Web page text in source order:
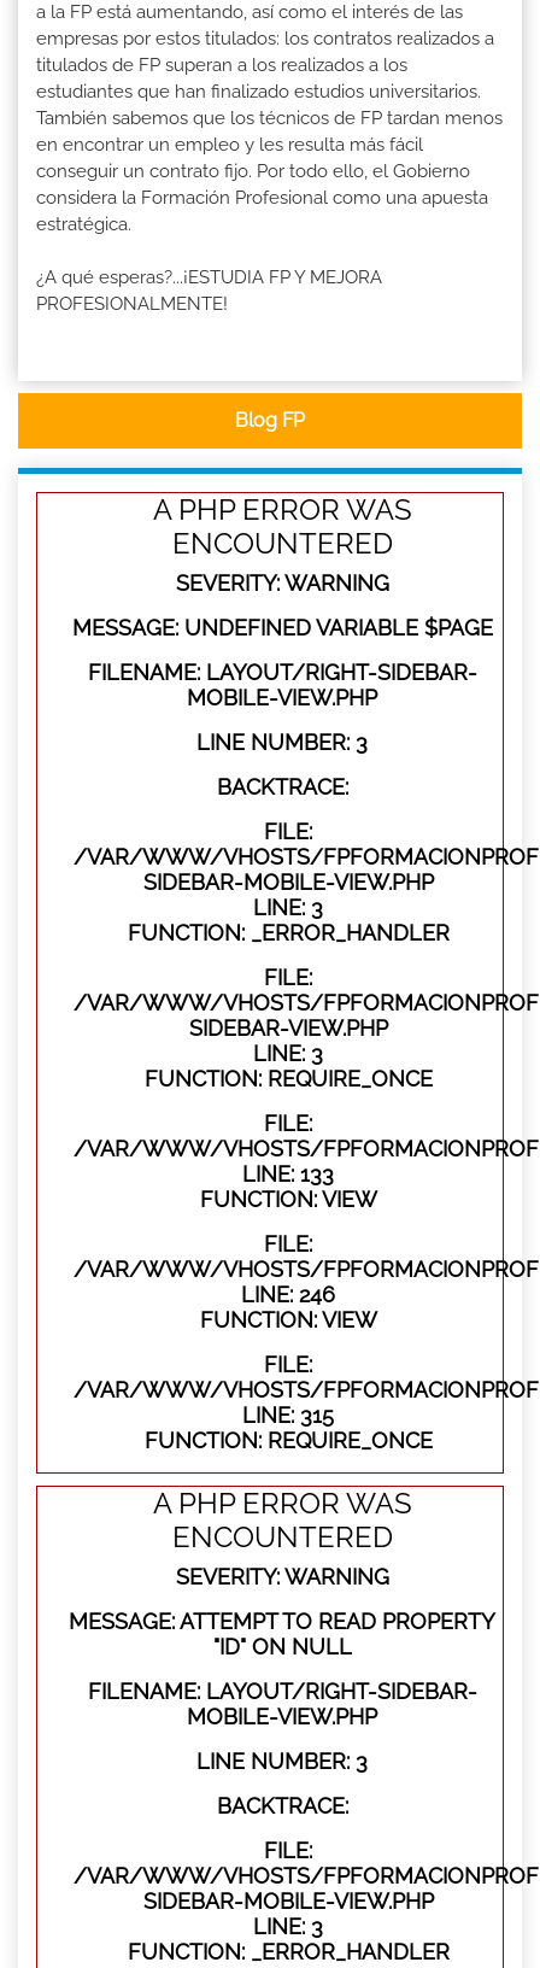
a la FP está aumentando, así como el interés de las
empresas por estos titulados: los contratos realizados a
titulados de FP superan a los realizados a los
estudiantes que han finalizado estudios universitarios.
También sabemos que los técnicos de FP tardan menos
en encontrar un empleo y les resulta más fácil
conseguir un contrato fijo. Por todo ello, el Gobierno
considera la Formación Profesional como una apuesta
estratégica.
¿A qué esperas?...¡ESTUDIA FP Y MEJORA
PROFESIONALMENTE!
Blog FP
A PHP ERROR WAS
ENCOUNTERED
SEVERITY: WARNING
MESSAGE: UNDEFINED VARIABLE $PAGE
FILENAME: LAYOUT/RIGHT-SIDEBAR-
MOBILE-VIEW.PHP
LINE NUMBER: 3
BACKTRACE:
FILE:
/VAR/WWW/VHOSTS/
SIDEBAR-MOBILE-VIEW.PHP
LINE: 3
FUNCTION: _ERROR_HANDLER
FILE:
/VAR/WWW/VHOSTS/
SIDEBAR-VIEW.PHP
LINE: 3
FUNCTION: REQUIRE_ONCE
FILE:
/VAR/WWW/VHOSTS/
LINE: 133
FUNCTION: VIEW
FILE:
/VAR/WWW/VHOSTS/
LINE: 246
FUNCTION: VIEW
FILE:
/VAR/WWW/VHOSTS/
LINE: 315
FUNCTION: REQUIRE_ONCE
A PHP ERROR WAS
ENCOUNTERED
SEVERITY: WARNING
MESSAGE: ATTEMPT TO READ PROPERTY
"ID" ON NULL
FILENAME: LAYOUT/RIGHT-SIDEBAR-
MOBILE-VIEW.PHP
LINE NUMBER: 3
BACKTRACE:
FILE:
/VAR/WWW/VHOSTS/
SIDEBAR-MOBILE-VIEW.PHP
LINE: 3
FUNCTION: _ERROR_HANDLER